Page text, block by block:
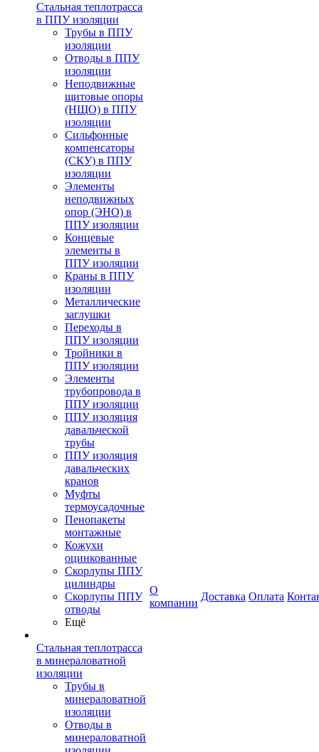
Стальная теплотрасса
в ППУ изоляции
Трубы в ППУ
изоляции
Отводы в ППУ
изоляции
Неподвижные
щитовые опоры
(НЩО) в ППУ
изоляции
Cильфонные
компенсаторы
(СКУ) в ППУ
изоляции
Элементы
неподвижных
опор (ЭНО) в
ППУ изоляции
Концевые
элементы в
ППУ изоляции
Краны в ППУ
изоляции
Металлические
заглушки
Переходы в
ППУ изоляции
Тройники в
ППУ изоляции
Элементы
трубопровода в
ППУ изоляции
ППУ изоляция
давальческой
трубы
ППУ изоляция
давальческих
кранов
Муфты
термоусадочные
Пенопакеты
монтажные
Кожухи
оцинкованные
Скорлупы ППУ
цилиндры
Скорлупы ППУ
отводы
Ещё
Стальная теплотрасса
в минераловатной
изоляции
Трубы в
минераловатной
изоляции
Отводы в
минераловатной
О
компании
Доставка Оплата